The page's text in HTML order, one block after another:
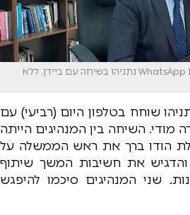
WhatsApp Image 2022-11-07 at 20.16.33 נתניהו בשיחה עם ביידן. ללא
שוחח בטלפון היום (רביעי) עם
מודי. השיחה בין המנהיגים הייתה
הודו ברך את ראש הממשלה על
הממשלה ה-37 והדגיש את חשיבות המשך שיתוף
שני המנהיגים סיכמו להיפגש